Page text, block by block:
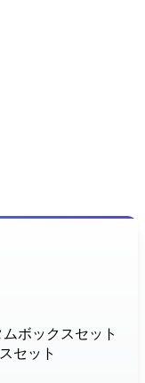
ボックスセット
セット